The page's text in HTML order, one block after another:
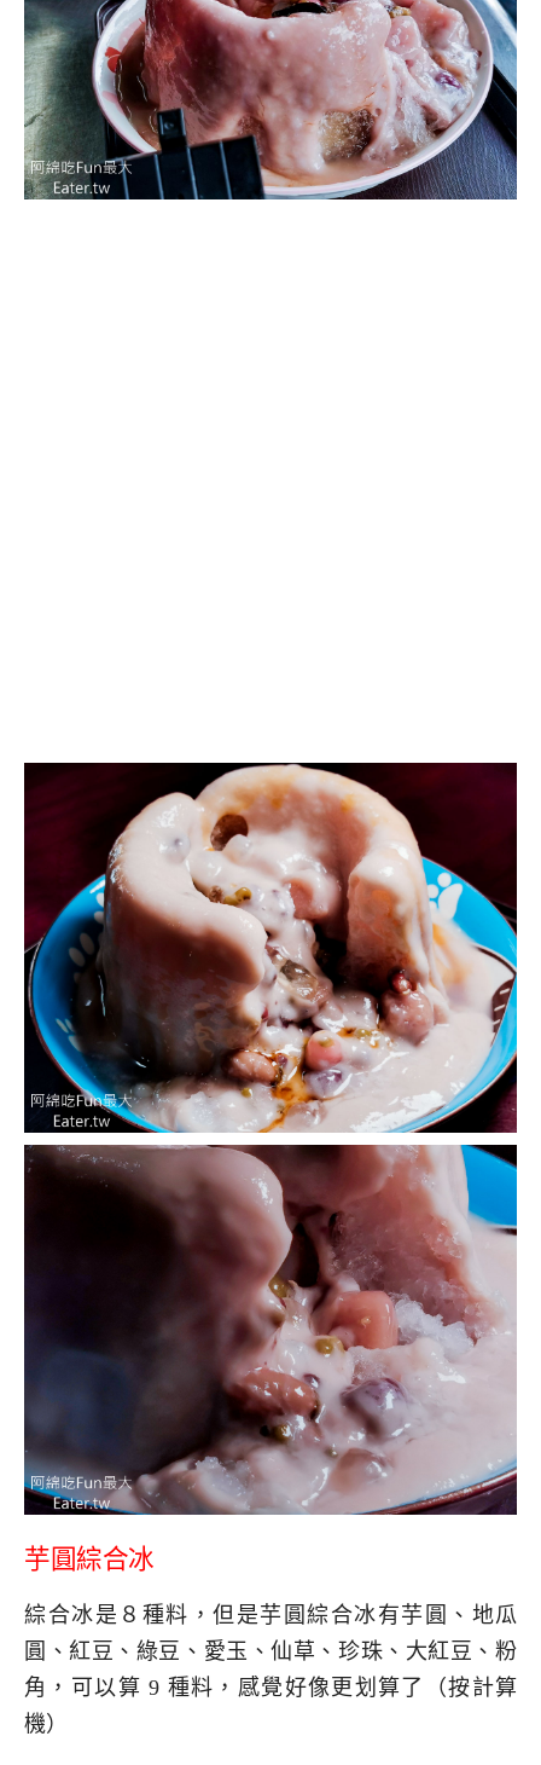
芋圓綜合冰
綜合冰是８種料，但是芋圓綜合冰有芋圓、地瓜
圓、紅豆、綠豆、愛玉、仙草、珍珠、大紅豆、粉
角，可以算 9 種料，感覺好像更划算了（按計算
機）